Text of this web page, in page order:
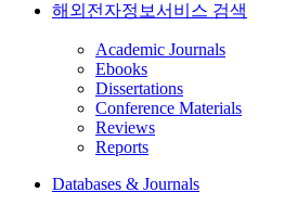
해외전자정보서비스 검색
Academic Journals
Ebooks
Dissertations
Conference Materials
Reviews
Reports
Databases & Journals